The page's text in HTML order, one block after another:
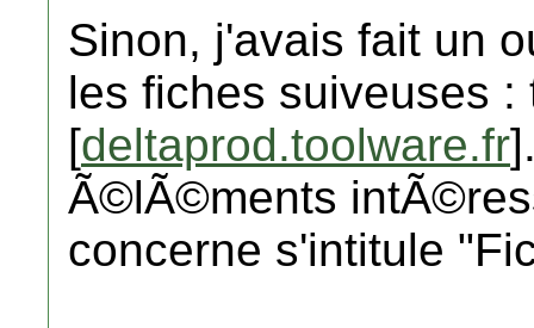
Sinon, j'avais fait un
les fiches suiveuses
[deltaprod.toolware.fr
Ã©lÃ©ments
concerne s'intitule